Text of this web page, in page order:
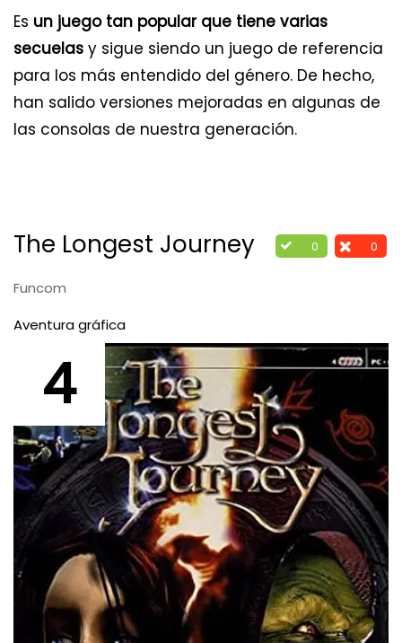
Es un juego tan popular que tiene varias
secuelas y sigue siendo un juego de referencia
para los más entendido del género. De hecho,
han salido versiones mejoradas en algunas de
las consolas de nuestra generación.
0 0
The Longest Journey
Funcom
Aventura gráfica
4